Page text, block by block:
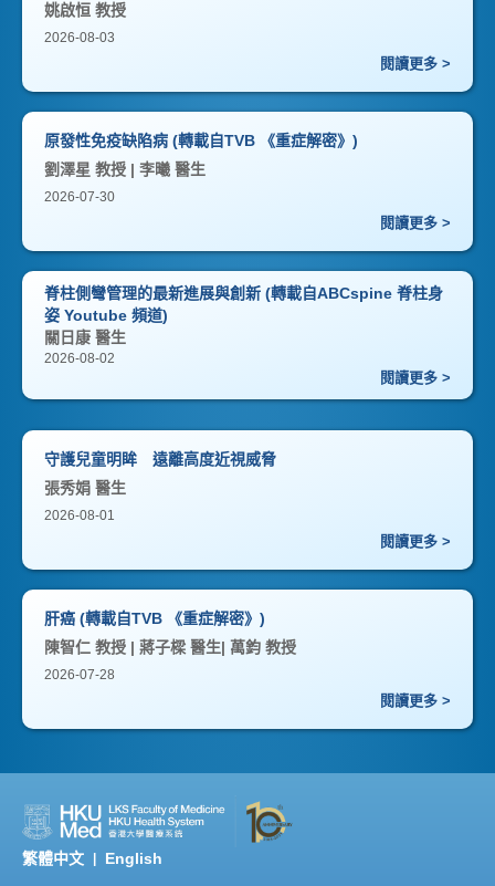
姚啟恒 教授
2026-08-03
閱讀更多 >
原發性免疫缺陷病 (轉載自TVB 《重症解密》)
劉澤星 教授 | 李曦 醫生
2026-07-30
閱讀更多 >
脊柱側彎管理的最新進展與創新 (轉載自ABCspine 脊柱身
姿 Youtube 頻道)
關日康 醫生
2026-08-02
閱讀更多 >
守護兒童明眸 遠離高度近視威脅
張秀娟 醫生
2026-08-01
閱讀更多 >
肝癌 (轉載自TVB 《重症解密》)
陳智仁 教授 | 蔣子樑 醫生| 萬鈞 教授
2026-07-28
閱讀更多 >
繁體中文 English